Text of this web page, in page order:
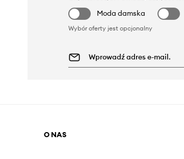
Moda damska
Wybór oferty jest opcjonalny
O NAS